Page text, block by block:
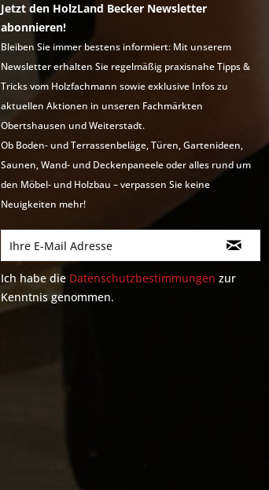
Jetzt den HolzLand Becker Newsletter
abonnieren!
Bleiben Sie immer bestens informiert: Mit unserem
Newsletter erhalten Sie regelmäßig praxisnahe Tipps &
Tricks vom Holzfachmann sowie exklusive Infos zu
aktuellen Aktionen in unseren Fachmärkten
Obertshausen und Weiterstadt.
Ob Boden- und Terrassenbeläge, Türen, Gartenideen,
Saunen, Wand- und Deckenpaneele oder alles rund um
den Möbel- und Holzbau – verpassen Sie keine
Neuigkeiten mehr!
Ich habe die Datenschutzbestimmungen zur
Kenntnis genommen.